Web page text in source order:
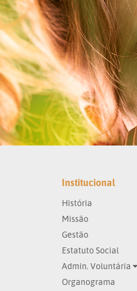
Institucional
História
Missão
Gestão
Estatuto Social
Admin. Voluntária
Organograma